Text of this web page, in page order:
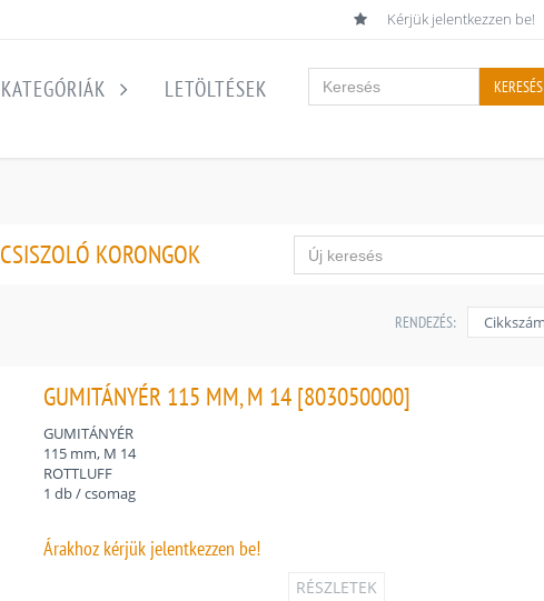
Kérjük jelentkezzen be!
KATEGÓRIÁK LETÖLTÉSEK KERESÉS
CSISZOLÓ KORONGOK
RENDEZÉS:
GUMITÁNYÉR 115 MM, M 14 [803050000]
GUMITÁNYÉR
115 mm, M 14
ROTTLUFF
1 db / csomag
Árakhoz kérjük jelentkezzen be!
RÉSZLETEK